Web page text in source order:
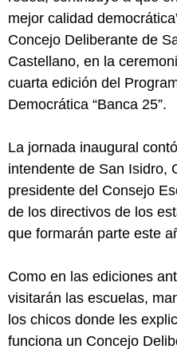
mejor calidad
Concejo Deliberante de
Castellano, en la
cuarta edición del
Democrática “Banca 25”.
La jornada inaugural
intendente de San Isidro,
presidente del Consejo
de los directivos de los
que formarán parte este
Como en las ediciones
visitarán las escuelas,
los chicos donde les
funciona un Concejo